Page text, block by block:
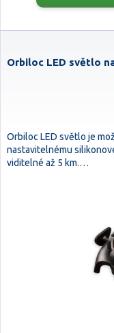
Orbiloc LED světlo
Orbiloc LED světlo je
nastavitelnému
viditelné až 5 km.…